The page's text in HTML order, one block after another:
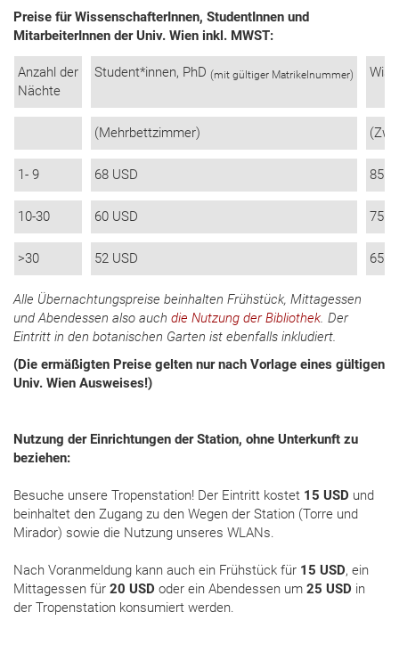
Preise für WissenschafterInnen, StudentInnen und
MitarbeiterInnen der Univ. Wien inkl. MWST:
Anzahl der
Nächte
Student*innen, PhD (mit gültiger Matrikelnummer)
(Mehrbettzimmer)
1- 9 68 USD 85
10-30 60 USD 75
>30 52 USD 65
Alle Übernachtungspreise beinhalten Frühstück, Mittagessen
und Abendessen also auch die Nutzung der Bibliothek . Der
Eintritt in den botanischen Garten ist ebenfalls inkludiert.
(Die ermäßigten Preise gelten nur nach Vorlage eines gültigen
Univ. Wien Ausweises!)
Nutzung der Einrichtungen der Station, ohne Unterkunft zu
beziehen:
Besuche unsere Tropenstation! Der Eintritt kostet 15 USD und
beinhaltet den Zugang zu den Wegen der Station (Torre und
Mirador) sowie die Nutzung unseres WLANs.
Nach Voranmeldung kann auch ein Frühstück für 15 USD, ein
Mittagessen für 20 USD oder ein Abendessen um 25 USD in
der Tropenstation konsumiert werden.